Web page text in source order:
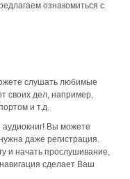
ознакомиться с
слушать любимые
своих дел, например,
и т.д.
аудиокниг! Вы можете
даже регистрация.
и начать прослушивание,
сделает Ваш